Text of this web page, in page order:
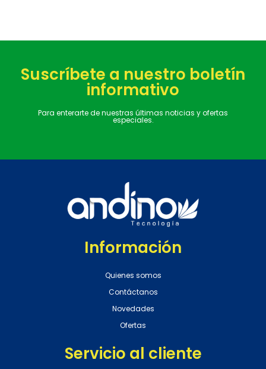
Suscríbete a nuestro boletín
informativo
Para enterarte de nuestras últimas noticias y ofertas
especiales.
Información
Quienes somos
Contáctanos
Novedades
Ofertas
Servicio al cliente